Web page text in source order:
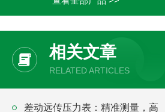
相关文章
RELATED ARTICLES
差动远传压力表：精准测量，高